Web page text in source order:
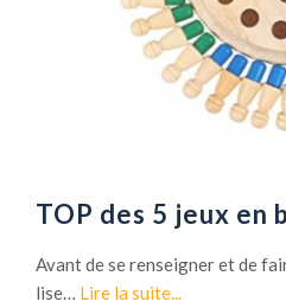
TOP des 5 jeux en
Avant de se renseigner et de
lise… Lire la suite...